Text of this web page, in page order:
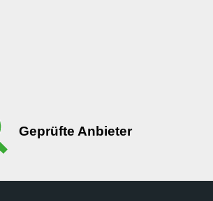
Geprüfte Anbieter